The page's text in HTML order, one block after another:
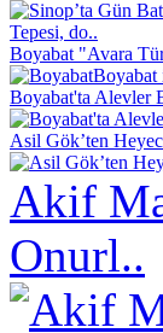
Tepesi, do..
Boyabat "Avara
Boyabat
Boyabat'ta Alevler
Asil Gök’ten
Akif
Onurl..